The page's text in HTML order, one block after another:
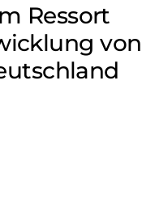
Ressort
von